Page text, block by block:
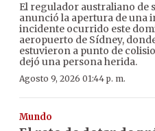
El regulador australiano de
anunció la apertura de una
incidente ocurrido este
aeropuerto de Sídney,
estuvieron a punto de
dejó una persona herida.
Agosto 9, 2026 01:44 p. m.
Mundo